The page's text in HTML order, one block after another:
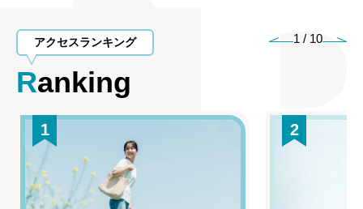
アクセスランキング
Ranking
1 / 10
1 2